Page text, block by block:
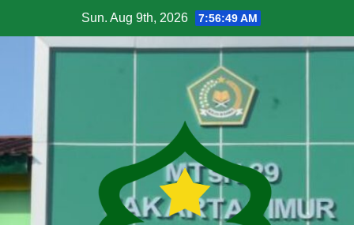
Sun. Aug 9th, 2026 7:56:50 AM